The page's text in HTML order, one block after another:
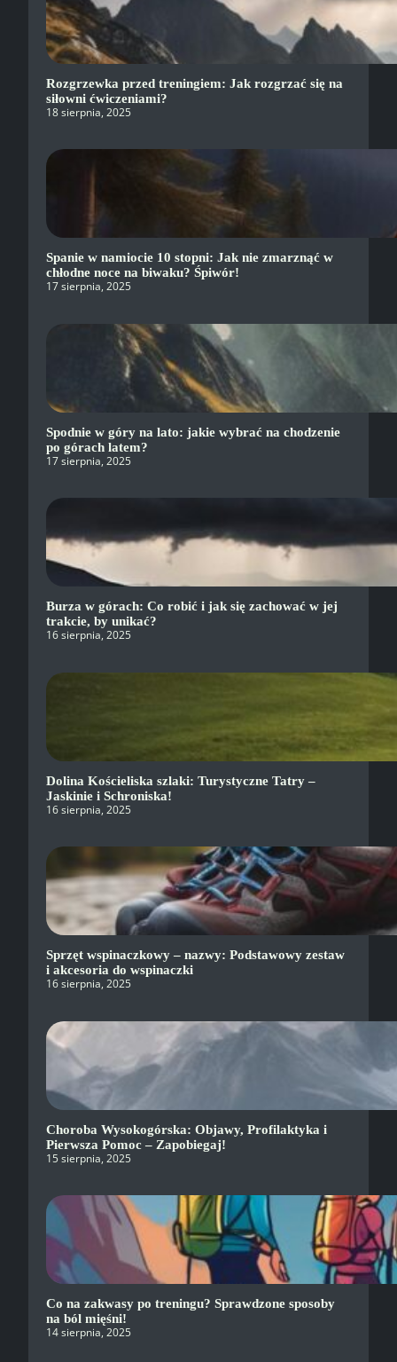
Rozgrzewka przed treningiem: Jak rozgrzać się na
siłowni ćwiczeniami?
18 sierpnia, 2025
Spanie w namiocie 10 stopni: Jak nie zmarznąć w
chłodne noce na biwaku? Śpiwór!
17 sierpnia, 2025
Spodnie w góry na lato: jakie wybrać na chodzenie
po górach latem?
17 sierpnia, 2025
Burza w górach: Co robić i jak się zachować w jej
trakcie, by unikać?
16 sierpnia, 2025
Dolina Kościeliska szlaki: Turystyczne Tatry –
Jaskinie i Schroniska!
16 sierpnia, 2025
Sprzęt wspinaczkowy – nazwy: Podstawowy zestaw
i akcesoria do wspinaczki
16 sierpnia, 2025
Choroba Wysokogórska: Objawy, Profilaktyka i
Pierwsza Pomoc – Zapobiegaj!
15 sierpnia, 2025
Co na zakwasy po treningu? Sprawdzone sposoby
na ból mięśni!
14 sierpnia, 2025